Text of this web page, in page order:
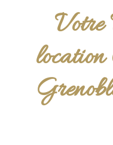
Votre
location